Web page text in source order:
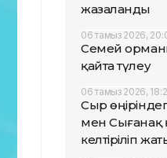
жазаланды
06 тамыз 2026,
Семей
қайта түлеу
06 тамыз 2026,
Сыр
мен Сығанақ
келтіріліп